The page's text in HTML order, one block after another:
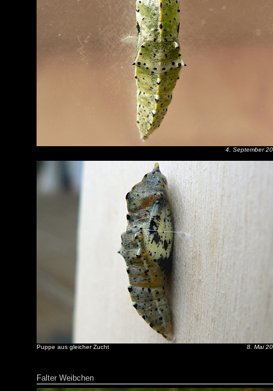
4. September
Puppe aus gleicher Zucht 8. Mai
Falter Weibchen